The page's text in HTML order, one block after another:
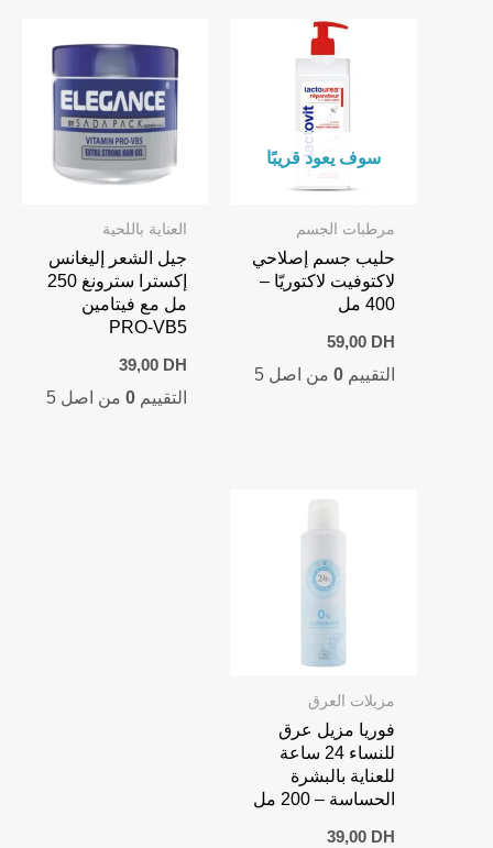
سوف يعود قريبًا
مرطبات الجسم
حليب جسم إصلاحي
لاكتوفيت لاكتوريّا –
400 مل
59,00 DH
التقييم 0من اصل 5
العناية باللحية
جيل الشعر إليغانس
إكسترا سترونغ 250
مل مع فيتامين
PRO-VB5
39,00 DH
التقييم0 من اصل 5
مزيلات العرق
فوريا مزيل عرق
للنساء 24 ساعة
للعناية بالبشرة
الحساسة – 200 مل
39,00 DH